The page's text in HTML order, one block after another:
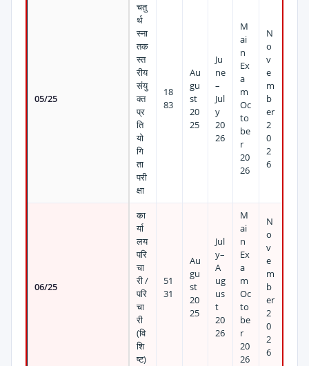
05/25
चतु
र्थ
स्ना
तक
स्त
रीय
संयु
क्त
प्र
ति
यो
गि
ता
परी
क्षा
18
83
Au
gu
st
20
25
Ju
ne
–
Jul
y
20
26
M
ai
n
Ex
a
m
Oc
to
be
r
20
26
N
o
v
e
m
b
er
2
0
2
6
06/25
का
र्या
लय
परि
चा
री /
परि
चा
री
(वि
शि
ष्ट)
51
31
Au
gu
st
20
25
Jul
y–
A
ug
us
t
20
26
M
ai
n
Ex
a
m
Oc
to
be
r
20
26
N
o
v
e
m
b
er
2
0
2
6